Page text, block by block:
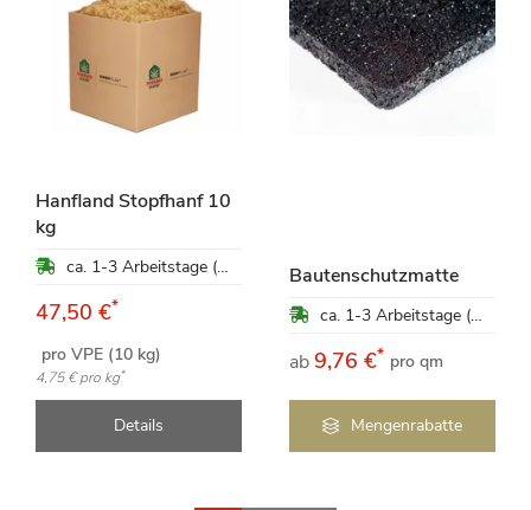
Hanfland Stopfhanf 10
kg
ca. 1-3 Arbeitstage (Mo-Fr)
47,50 €*
pro VPE (10 kg)
4,75 €pro kg*
Details
Bautenschutzmatte
ca. 1-3 Arbeitstage (Mo-Fr)
ab9,76 €* pro qm
Mengenrabatte